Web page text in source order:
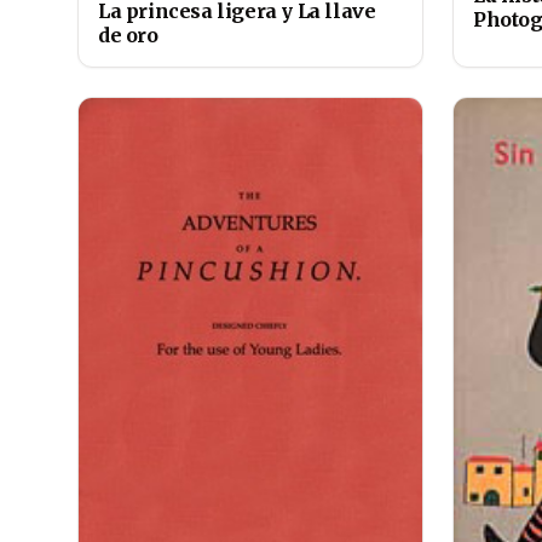
La princesa ligera y La llave
de oro